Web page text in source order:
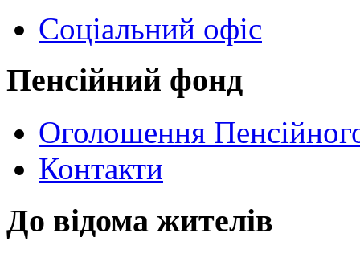
Соціальний офіс
Пенсійний фонд
Оголошення
Контакти
До відома жителів